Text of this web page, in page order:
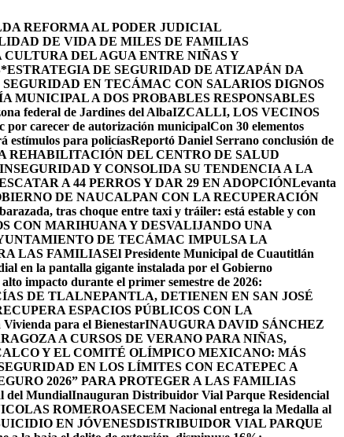
REFORMA AL PODER JUDICIAL
DE VIDA DE MILES DE FAMILIAS
DEL AGUA ENTRE NIÑAS Y
*ESTRATEGIA DE SEGURIDAD DE ATIZAPÁN DA
EN TECÁMAC CON SALARIOS DIGNOS
MUNICIPAL A DOS PROBABLES RESPONSABLES
federal de Jardines del AlbaIZCALLI, LOS VECINOS
por carecer de autorización municipalCon 30 elementos
estímulos para policíasReportó Daniel Serrano conclusión de
REHABILITACIÓN DEL CENTRO DE SALUD
Y CONSOLIDA SU TENDENCIA A LA
A 44 PERROS Y DAR 29 EN ADOPCIÓNLevanta
DE NAUCALPAN CON LA RECUPERACIÓN
tras choque entre taxi y tráiler: está estable y con
CON MARIHUANA Y DESVALIJANDO UNA
DE TECÁMAC IMPULSA LA
LAS FAMILIASEl Presidente Municipal de Cuautitlán
en la pantalla gigante instalada por el Gobierno
impacto durante el primer semestre de 2026:
DE TLALNEPANTLA, ​DETIENEN EN SAN JOSÉ
ESPACIOS PÚBLICOS CON LA
para el BienestarINAUGURA DAVID SÁNCHEZ
A CURSOS DE VERANO PARA NIÑAS,
Y EL COMITÉ OLÍMPICO MEXICANO: MÁS
EN LOS LÍMITES CON ECATEPEC A
2026” PARA PROTEGER A LAS FAMILIAS
del MundialInauguran Distribuidor Vial Parque Residencial
ROMEROASECEM Nacional entrega la Medalla al
EN JÓVENESDISTRIBUIDOR VIAL PARQUE